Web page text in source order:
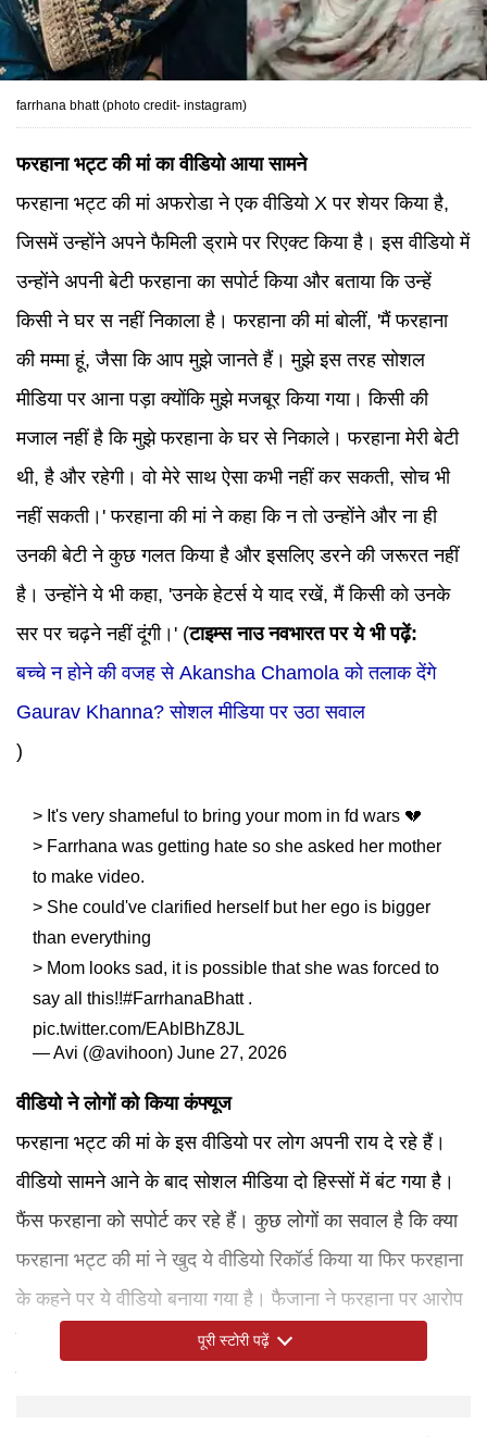
farrhana bhatt (photo credit- instagram)
फरहाना भट्ट की मां का वीडियो आया सामने
फरहाना भट्ट की मां अफरोडा ने एक वीडियो X पर शेयर किया है,
जिसमें उन्होंने अपने फैमिली ड्रामे पर रिएक्ट किया है। इस वीडियो में
उन्होंने अपनी बेटी फरहाना का सपोर्ट किया और बताया कि उन्हें
किसी ने घर स नहीं निकाला है। फरहाना की मां बोलीं, 'मैं फरहाना
की मम्मा हूं, जैसा कि आप मुझे जानते हैं। मुझे इस तरह सोशल
मीडिया पर आना पड़ा क्योंकि मुझे मजबूर किया गया। किसी की
मजाल नहीं है कि मुझे फरहाना के घर से निकाले। फरहाना मेरी बेटी
थी, है और रहेगी। वो मेरे साथ ऐसा कभी नहीं कर सकती, सोच भी
नहीं सकती।' फरहाना की मां ने कहा कि न तो उन्होंने और ना ही
उनकी बेटी ने कुछ गलत किया है और इसलिए डरने की जरूरत नहीं
है। उन्होंने ये भी कहा, 'उनके हेटर्स ये याद रखें, मैं किसी को उनके
सर पर चढ़ने नहीं दूंगी।' (टाइम्स नाउ नवभारत पर ये भी पढ़ें:
बच्चे न होने की वजह से Akansha Chamola को तलाक देंगे
Gaurav Khanna? सोशल मीडिया पर उठा सवाल
)
> It's very shameful to bring your mom in fd wars 💔
> Farrhana was getting hate so she asked her mother
to make video.
> She could've clarified herself but her ego is bigger
than everything
> Mom looks sad, it is possible that she was forced to
say all this!!#FarrhanaBhatt.
pic.twitter.com/EAblBhZ8JL
— Avi (@avihoon) June 27, 2026
वीडियो ने लोगों को किया कंफ्यूज
फरहाना भट्ट की मां के इस वीडियो पर लोग अपनी राय दे रहे हैं।
वीडियो सामने आने के बाद सोशल मीडिया दो हिस्सों में बंट गया है।
फैंस फरहाना को सपोर्ट कर रहे हैं। कुछ लोगों का सवाल है कि क्या
फरहाना भट्ट की मां ने खुद ये वीडियो रिकॉर्ड किया या फिर फरहाना
के कहने पर ये वीडियो बनाया गया है। फैजाना ने फरहाना पर आरोप
लगाते हुए एक नोट शेयर किया था, जिसमें उन्होंने दावा किया कि वह
पूरी स्टोरी पढ़ें